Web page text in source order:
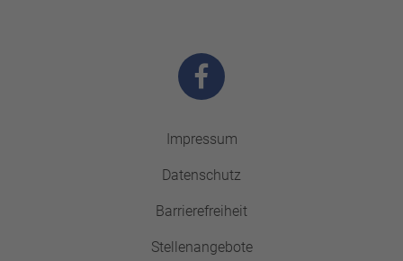
Impressum
Datenschutz
Barrierefreiheit
Stellenangebote